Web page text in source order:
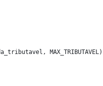
MAX_TRIBUTAVEL)